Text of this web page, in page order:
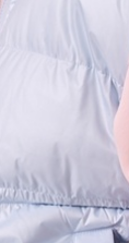
Сообщить о
Состав: 100%
Обмеры
40-42 (ОГ-88;
42-44 (ОГ-92;
46 (ОГ-96;